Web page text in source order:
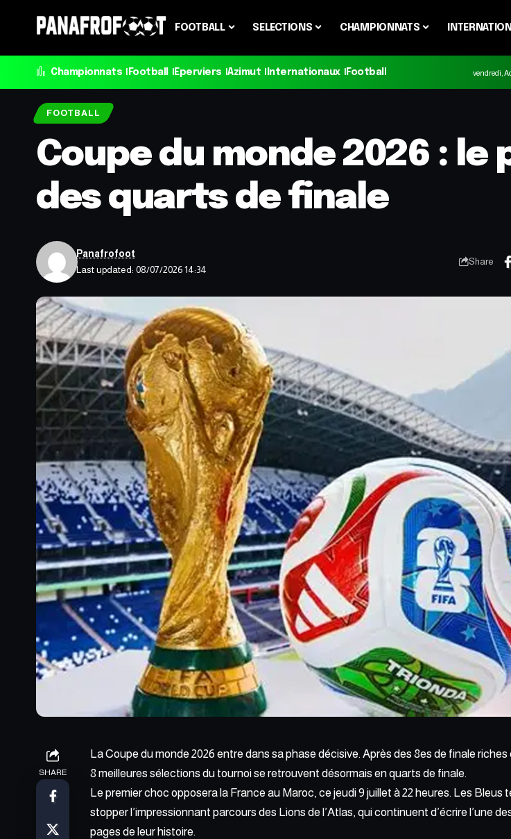
FOOTBALL SELECTIONS CHAMPIONNATS
Championnats Football Eperviers Azimut Internationaux Football vendredi,
FOOTBALL
Coupe du monde 2026 :
des quarts de finale
Last updated: 08/07/2026 14:34
Panafrofoot
Share
SHARE
La Coupe du monde 2026 entre dans sa phase décisive. Après des 8es de finale riches
8 meilleures sélections du tournoi se retrouvent désormais en quarts de finale.
Le premier choc opposera la France au Maroc, ce jeudi 9 juillet à 22 heures. Les Bleus
stopper l’impressionnant parcours des Lions de l’Atlas, qui continuent d’écrire l’une
pages de leur histoire.